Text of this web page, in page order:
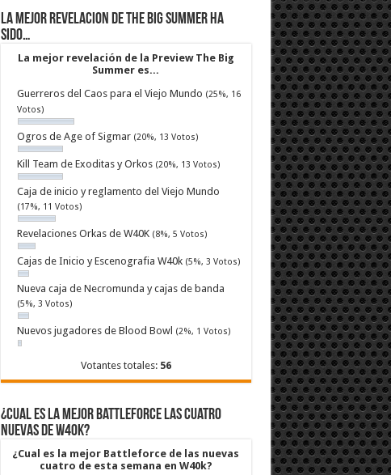
La mejor revelacion de The Big Summer ha
sido…
La mejor revelación de la Preview The Big
Summer es...
Guerreros del Caos para el Viejo Mundo (25%, 16
Votos)
Ogros de Age of Sigmar (20%, 13 Votos)
Kill Team de Exoditas y Orkos (20%, 13 Votos)
Caja de inicio y reglamento del Viejo Mundo
(17%, 11 Votos)
Revelaciones Orkas de W40K (8%, 5 Votos)
Cajas de Inicio y Escenografia W40k (5%, 3 Votos)
Nueva caja de Necromunda y cajas de banda
(5%, 3 Votos)
Nuevos jugadores de Blood Bowl (2%, 1 Votos)
Votantes totales: 56
¿Cual es la mejor Battleforce las cuatro
nuevas de W40k?
¿Cual es la mejor Battleforce de las nuevas
cuatro de esta semana en W40k?